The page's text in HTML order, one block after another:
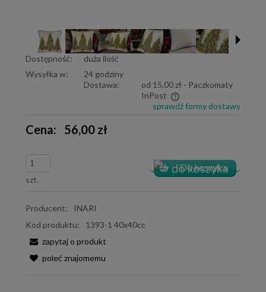
Dostępność:
duża ilość
Wysyłka w:
24 godziny
Dostawa:
od 15,00 zł - Paczkomaty
InPost
Cena nie zawiera ewentualnych kosztów płatności
sprawdź formy dostawy
Cena: 56,00 zł
szt.
Producent:
INARI
Kod produktu:
1393-1 40x40cc
zapytaj o produkt
poleć znajomemu